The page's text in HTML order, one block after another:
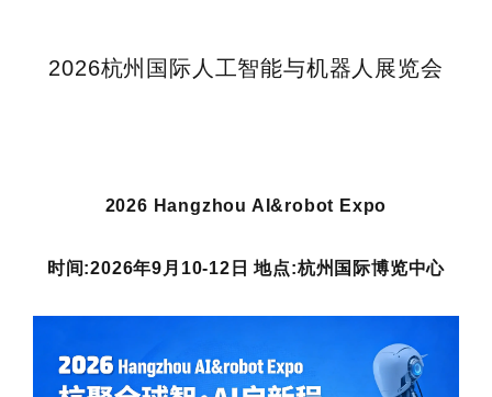
2026杭州国际人工智能与机器人展览会
2026 Hangzhou AI&robot Expo
时间:2026年9月10-12日 地点:杭州国际博览中心